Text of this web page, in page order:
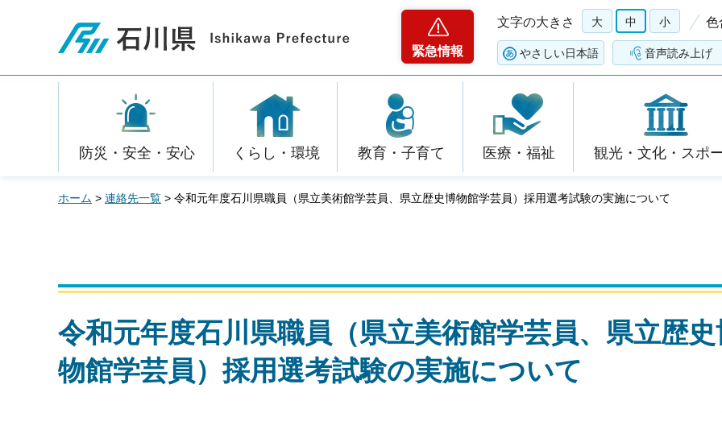
石川県
緊急情報
文字の大きさ 大 中 小 色
やさしい日本語 音声読み上げ
防災・安全・安心 くらし・環境 教育・子育て 医療・福祉 観光・文化・スポ
ホーム > 連絡先一覧 > 令和元年度石川県職員（県立美術館学芸員、県立歴史博物館学芸員）採用選考試験の実施について
令和元年度石川県職員（県立美術館学芸員、県立歴史
物館学芸員）採用選考試験の実施について